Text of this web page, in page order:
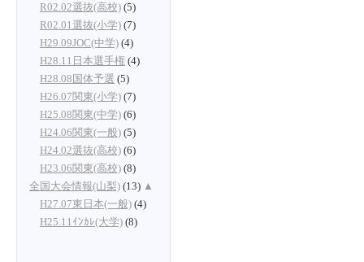
R02.02選抜(高校) (5)
R02.01選抜(小学) (7)
H29.09JOC(中学) (4)
H28.11日本選手権 (4)
H28.08国体予選 (5)
H26.07関東(小学) (7)
H25.08関東(中学) (6)
H24.06関東(一般) (5)
H24.02選抜(高校) (6)
H23.06関東(高校) (8)
全国大会情報(山梨) (13) ▲
H27.07東日本(一般) (4)
H25.11ｲﾝｶﾚ(大学) (8)